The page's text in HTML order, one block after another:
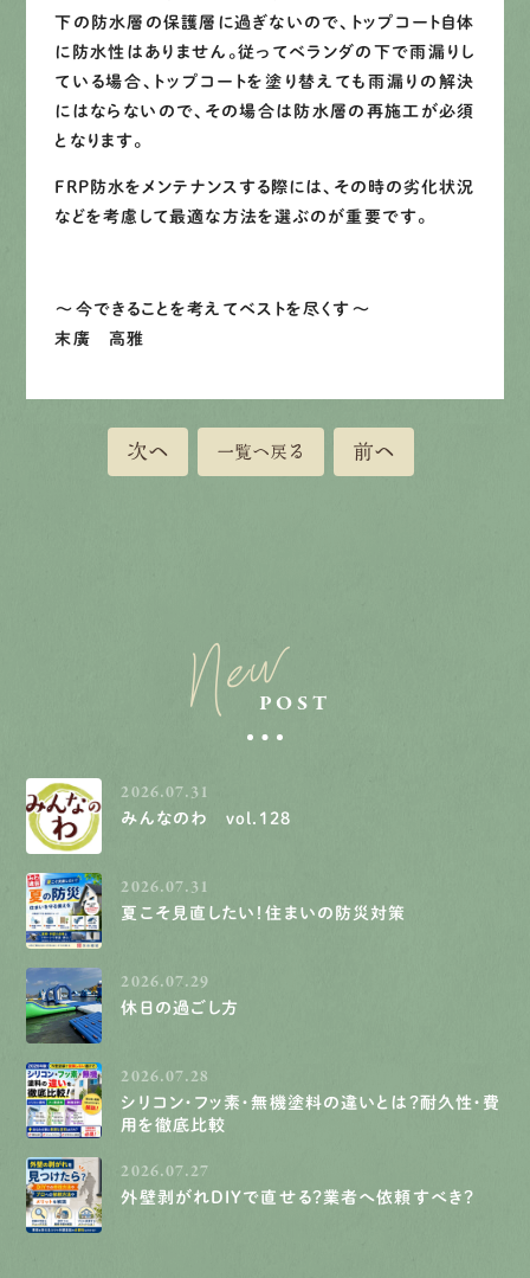
下の防水層の保護層に過ぎないので、トップコート自体
に防水性はありません。従ってベランダの下で雨漏りし
ている場合、トップコートを塗り替えても雨漏りの解決
にはならないので、その場合は防水層の再施工が必須
となります。
FRP防水をメンテナンスする際には、その時の劣化状況
などを考慮して最適な方法を選ぶのが重要です。
～今できることを考えてベストを尽くす～
末廣 高雅
次へ 一覧へ戻る 前へ
NewPOST
2026.07.31
みんなのわ vol.128
2026.07.31
夏こそ見直したい！住まいの防災対策
2026.07.29
休日の過ごし方
2026.07.28
シリコン・フッ素・無機塗料の違いとは？耐久性・費
用を徹底比較
2026.07.27
外壁剥がれDIYで直せる？業者へ依頼すべき？